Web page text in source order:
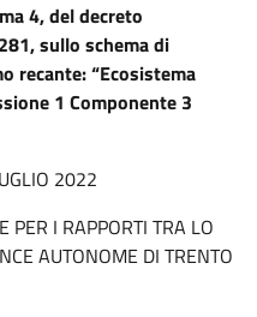
4, del decreto
sullo schema di
recante: “Ecosistema
1 Componente 3
2022
PER I RAPPORTI TRA LO
AUTONOME DI TRENTO